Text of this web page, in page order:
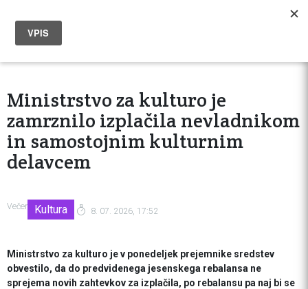
Ministrstvo za kulturo je
zamrznilo izplačila nevladnikom
in samostojnim kulturnim
delavcem
Večer Kultura 8. 07. 2026, 17:52
Ministrstvo za kulturo je v ponedeljek prejemnike sredstev
obvestilo, da do predvidenega jesenskega rebalansa ne
sprejema novih zahtevkov za izplačila, po rebalansu pa naj bi se